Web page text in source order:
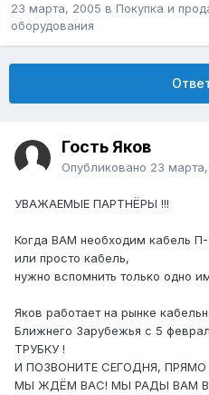
23 марта, 2005 в Покупка и
оборудования
Гость Яков
Опубликовано 23
УВАЖАЕМЫЕ ПАРТНЁРЫ !!!
Когда ВАМ необходим кабель
или просто кабель,
нужно вспомнить только одно
Яков работает на рынке
Ближнего Зарубежья с 5
ТРУБКУ !
И ПОЗВОНИТЕ СЕГОДНЯ, ПРЯМО
МЫ ЖДЁМ ВАС! МЫ РАДЫ ВАМ